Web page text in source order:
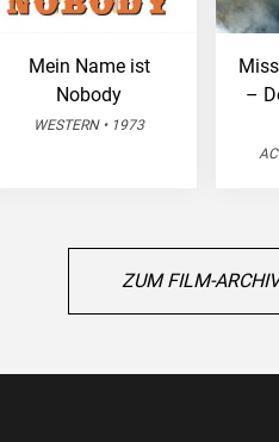
Mein Name ist
Nobody
WESTERN • 1973
–
ZUM FILM-ARCHIV